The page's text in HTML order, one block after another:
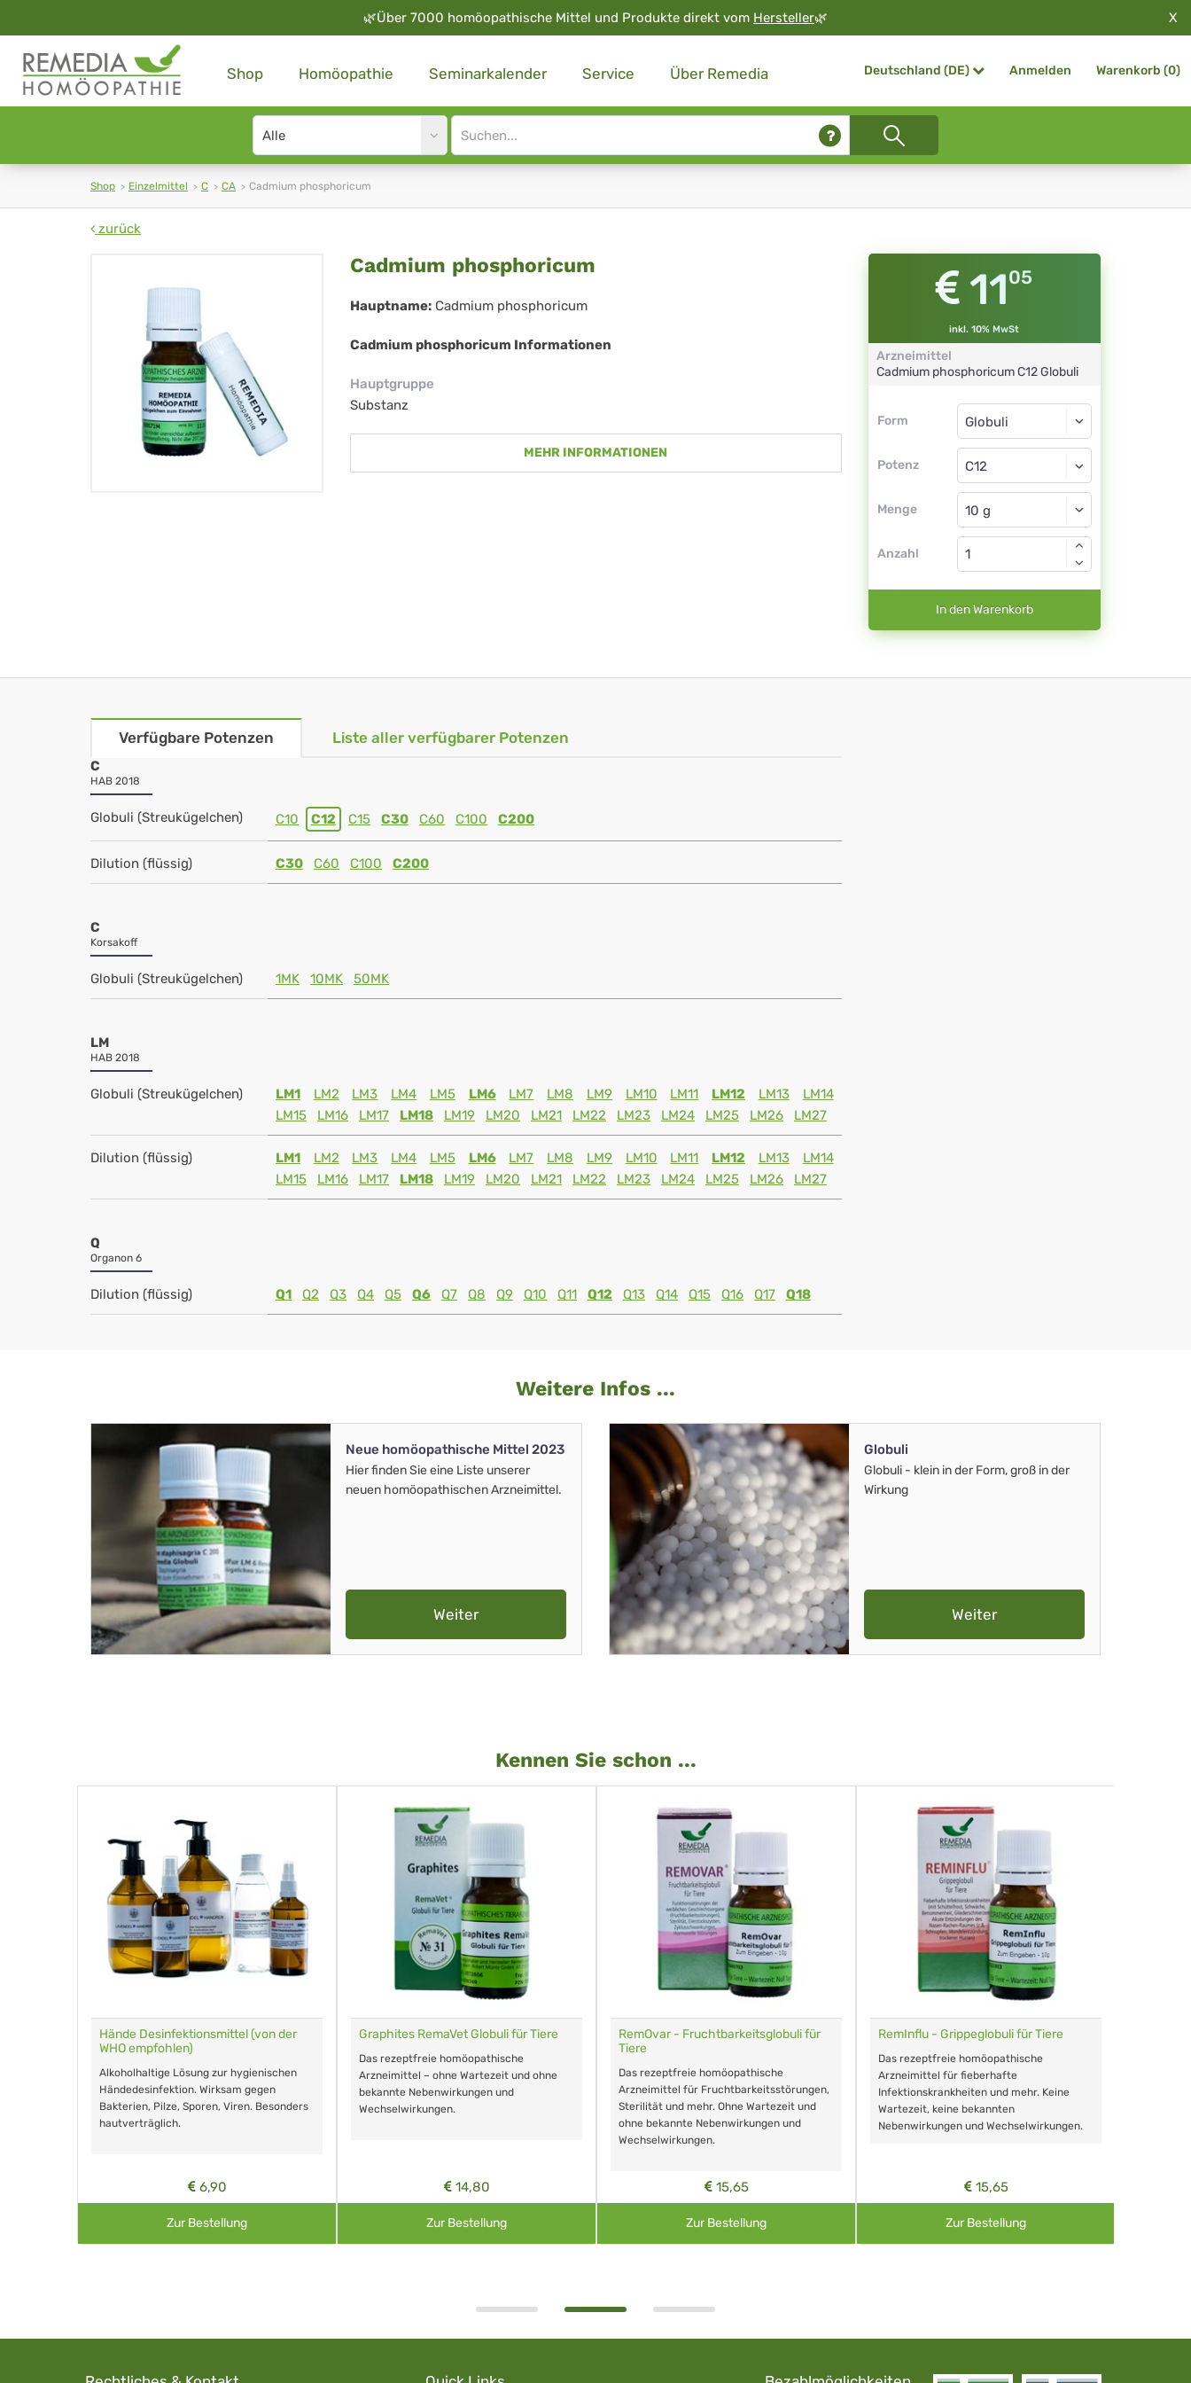
🌿Über 7000 homöopathische Mittel und Produkte direkt vom Hersteller🌿 X
Shop Homöopathie Seminarkalender Service Über Remedia Deutschland (DE) Anmelden Warenkorb (0)
Search
type
Site
search
Shop Einzelmittel C CA Cadmium phosphoricum
zurück
Cadmium
phosphoricum
Cadmium phosphoricum
Hauptname: Cadmium phosphoricum
Cadmium phosphoricum Informationen
Hauptgruppe
Substanz
MEHR INFORMATIONEN
1105
inkl. 10% MwSt
Arzneimittel
Cadmium phosphoricumC12 Globuli
Form
Form
Potenz
Globuli
C12
Menge
Globuli
Anzahl
In den Warenkorb
Verfügbare Potenzen Liste aller verfügbarer Potenzen
C
HAB 2018
Globuli (Streukügelchen) C10 C12 C15 C30 C60 C100 C200
Dilution (flüssig) C30 C60 C100 C200
C
Korsakoff
Globuli (Streukügelchen) 1MK 10MK 50MK
LM
HAB 2018
Globuli (Streukügelchen) LM1 LM2 LM3 LM4 LM5 LM6 LM7 LM8 LM9 LM10 LM11 LM12 LM13
LM14
LM15
LM16 LM17 LM18 LM19 LM20 LM21 LM22 LM23 LM24 LM25 LM26 LM27
Dilution (flüssig) LM1 LM2 LM3 LM4 LM5 LM6 LM7 LM8 LM9 LM10 LM11 LM12 LM13
LM14
LM15
LM16 LM17 LM18 LM19 LM20 LM21 LM22 LM23 LM24 LM25 LM26 LM27
Q
Organon 6
Dilution (flüssig) Q1 Q2 Q3 Q4 Q5 Q6 Q7 Q8 Q9 Q10 Q11 Q12 Q13 Q14 Q15 Q16 Q17 Q18
Weitere Infos ...
Neue homöopathische Mittel 2023
Hier finden Sie eine Liste unserer
neuen homöopathischen Arzneimittel.
Weiter
Globuli
Globuli - klein in der Form, groß in der
Wirkung
Weiter
Kennen Sie schon ...
Hände Desinfektionsmittel (von der
WHO empfohlen)
Alkoholhaltige Lösung zur hygienischen
Händedesinfektion. Wirksam gegen
Bakterien, Pilze, Sporen, Viren. Besonders
hautverträglich.
6,90
Zur Bestellung
Graphites RemaVet Globuli für Tiere
Das rezeptfreie homöopathische
Arzneimittel – ohne Wartezeit und ohne
bekannte Nebenwirkungen und
Wechselwirkungen.
14,80
Zur Bestellung
RemOvar - Fruchtbarkeitsglobuli für
Tiere
Das rezeptfreie homöopathische
Arzneimittel für Fruchtbarkeitsstörungen,
Sterilität und mehr. Ohne Wartezeit und
ohne bekannte Nebenwirkungen und
Wechselwirkungen.
15,65
Zur Bestellung
RemInflu - Grippeglobuli für Tiere
Das rezeptfreie homöopathische
Arzneimittel für fieberhafte
Infektionskrankheiten und mehr. Keine
Wartezeit, keine bekannten
Nebenwirkungen und Wechselwirkungen.
15,65
Zur Bestellung